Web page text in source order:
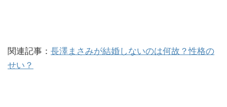
関連記事： 長澤まさみが結婚しないのは何故？性格の
せい？